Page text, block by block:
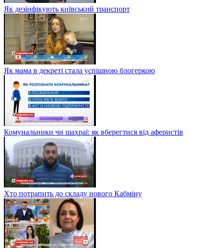
Як дезінфікують київський транспорт
Як мама в декреті стала успішною блогеркою
Комунальники чи шахраї: як вберегтися від аферистів
Хто потрапить до складу нового Кабміну